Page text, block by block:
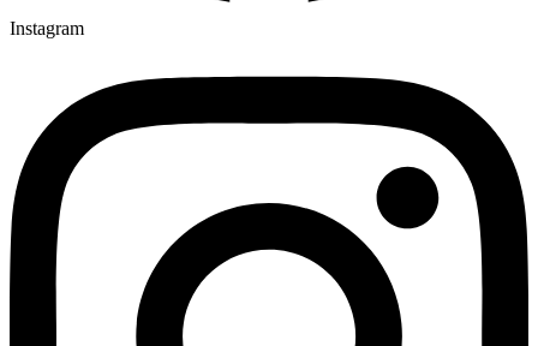
Instagram